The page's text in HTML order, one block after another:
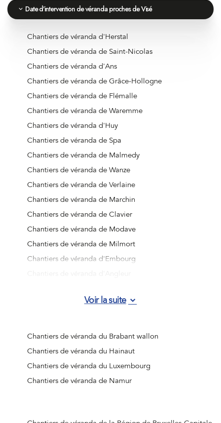
Date d'intervention de véranda proches de Visé
Chantiers de véranda d'Herstal
Chantiers de véranda de Saint-Nicolas
Chantiers de véranda d'Ans
Chantiers de véranda de Grâce-Hollogne
Chantiers de véranda de Flémalle
Chantiers de véranda de Waremme
Chantiers de véranda d'Huy
Chantiers de véranda de Spa
Chantiers de véranda de Malmedy
Chantiers de véranda de Wanze
Chantiers de véranda de Verlaine
Chantiers de véranda de Marchin
Chantiers de véranda de Clavier
Chantiers de véranda de Modave
Chantiers de véranda de Milmort
Chantiers de véranda d'Embourg
Chantiers de véranda d'Ougrée
Chantiers de véranda de Nandrin
Chantiers de véranda de Liège (Jupille-sur-Meuse)
Chantiers de véranda de Beaufays
Chantiers de véranda d'Ouffet
Voir la suite
Chantiers de véranda du Brabant wallon
Chantiers de véranda du Hainaut
Chantiers de véranda du Luxembourg
Chantiers de véranda de Namur